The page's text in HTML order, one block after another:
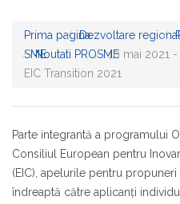
Prima paginaDezvoltare
SMENoutati PROSME10 mai 2021
EIC Transition 2021
Parte integrantă a programului
Consiliul European pentru
(EIC), apelurile pentru
îndreaptă către aplicanți